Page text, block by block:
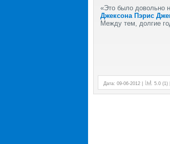
«Это было довольно
Джексона Пэрис
Между тем, долгие
Дата: 09-06-2012 | 5.0 (1) |